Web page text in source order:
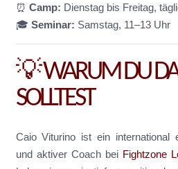
⏰ Camp: Dienstag bis Freitag,
🎓 Seminar: Samstag, 11–13 Uhr
💡 WARUM DU
SOLLTEST
Caio Viturino ist ein international
und aktiver Coach bei Fightzone